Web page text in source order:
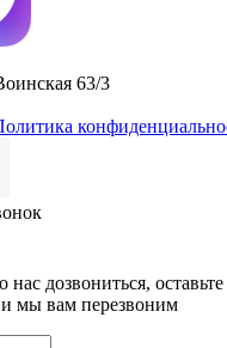
63/3
дозвониться,
мы вам перезвоним